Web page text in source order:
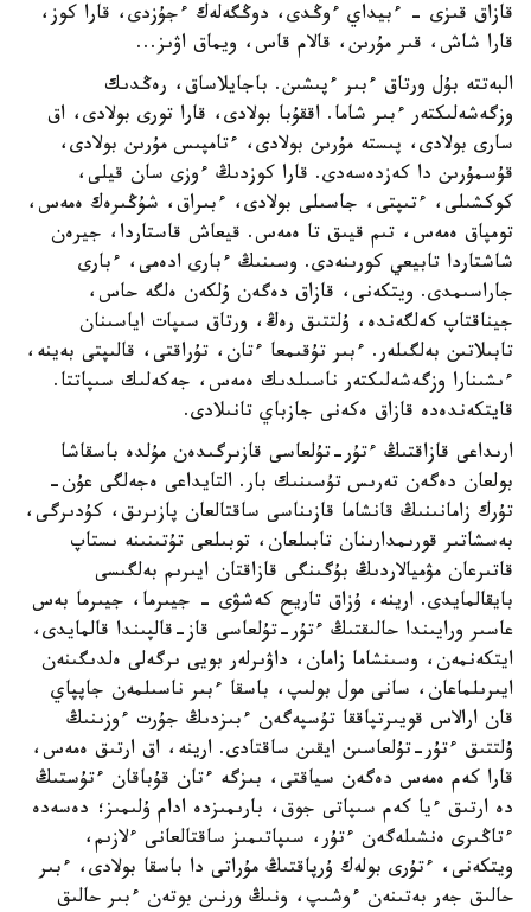
قازاق قىزى - ءبيداي ءوڭدى، دوڭگەلەك ءجۇزدى، قارا كوز،
قارا شاش، قىر مۇرىن، قالام قاس، ويماق اۋىز...
البەتتە بۇل ورتاق ءبىر ءپىشىن. باجايلاساق، رەڭدىك
وزگەشەلىكتەر ءبىر شاما. اققۇبا بولادى، قارا تورى بولادى، اق
سارى بولادى، پىستە مۇرىن بولادى، ءتامپىس مۇرىن بولادى،
قۇسمۇرىن دا كەزدەسەدى. قارا كوزدىڭ ءوزى سان قيلى،
كوكشىلى، ءتىپتى، جاسىلى بولادى، ءبىراق، شۇڭىرەك ەمەس،
تومپاق ەمەس، تىم قيىق تا ەمەس. قيعاش قاستاردا، جيرەن
شاشتاردا تابيعي كورىنەدى. وسىنىڭ ءبارى ادەمى، ءبارى
جاراسىمدى. ويتكەنى، قازاق دەگەن ۇلكەن ەلگە حاس،
جيناقتاپ كەلگەندە، ۇلتتىق رەڭ، ورتاق سىپات اياسىنان
تابىلاتىن بەلگىلەر. ءبىر تۇقىمعا ءتان، تۇراقتى، قالىپتى بەينە،
ءىشىنارا وزگەشەلىكتەر ناسىلدىك ەمەس، جەكەلىك سىپاتتا.
قايتكەندەدە قازاق ەكەنى جازباي تانىلادى.
ارىداعى قازاقتىڭ ءتۇر-تۇلعاسى قازىرگىدەن مۇلدە باسقاشا
بولعان دەگەن تەرىس تۇسىنىك بار. التايداعى ەجەلگى عۇن-
تۇرك زامانىنىڭ قانشاما قازىناسى ساقتالعان پازىرىق، كۇدىرگى،
بەسشاتىر قورىمدارىنان تابىلعان، توبىلعى تۇتىنىنە ىستاپ
قاتىرعان مۋميالاردىڭ بۇگىنگى قازاقتان ايىرىم بەلگىسى
بايقالمايدى. ارينە، ۇزاق تاريح كەشۋى - جيىرما، جيىرما بەس
عاسىر ورايىندا حالىقتىڭ ءتۇر-تۇلعاسى قاز-قالپىندا قالمايدى،
ايتكەنمەن، وسىنشاما زامان، داۋىرلەر بويى ىرگەلى ەلدىگىنەن
ايىرىلماعان، سانى مول بولىپ، باسقا ءبىر ناسىلمەن جاپپاي
قان ارالاس قويىرتپاققا تۇسپەگەن ءبىزدىڭ جۇرت ءوزىنىڭ
ۇلتتىق ءتۇر-تۇلعاسىن ايقىن ساقتادى. ارينە، اق ارتىق ەمەس،
قارا كەم ەمەس دەگەن سياقتى، بىزگە ءتان قۇباقان ءتۇستىڭ
دە ارتىق ءيا كەم سىپاتى جوق، بارىمىزدە ادام ۇلىمىز؛ دەسەدە
ءتاڭىرى ەنشىلەگەن ءتۇر، سىپاتىمىز ساقتالعانى ءلازىم،
ويتكەنى، ءتۇرى بولەك ۇرپاقتىڭ مۇراتى دا باسقا بولادى، ءبىر
حالىق جەر بەتىنەن ءوشىپ، ونىڭ ورنىن بوتەن ءبىر حالىق